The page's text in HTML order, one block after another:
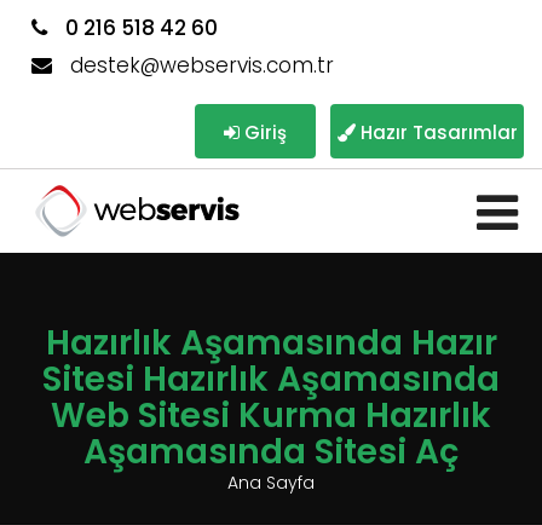
0 216 518 42 60
destek@webservis.com.tr
Hazır Tasarımlar
Giriş
Hazırlık Aşamasında Hazır
Sitesi Hazırlık Aşamasında
Web Sitesi Kurma Hazırlık
Aşamasında Sitesi Aç
Ana Sayfa